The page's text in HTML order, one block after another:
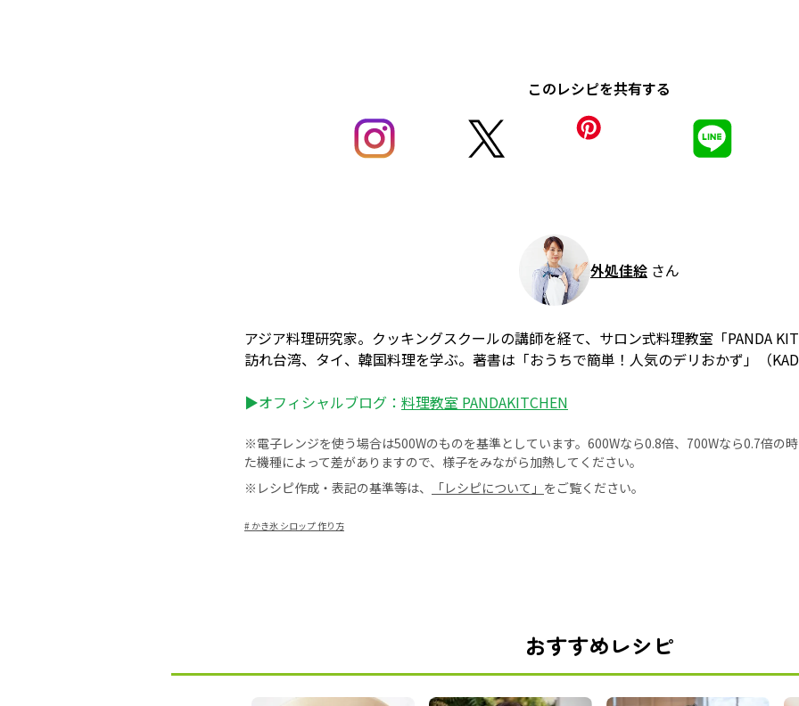
このレシピを共有する
外処佳絵 さん
アジア料理研究家。クッキングスクールの講師を経て、サロン式料理教室「PANDA
訪れ台湾、タイ、韓国料理を学ぶ。著書は「おうちで簡単！人気のデリおかず」（
▶オフィシャルブログ： 料理教室 PANDAKITCHEN
※電子レンジを使う場合は500Wのものを基準としています。600Wなら0.8倍、700Wなら0.7倍の
た機種によって差がありますので、様子をみながら加熱してください。
※レシピ作成・表記の基準等は、
「レシピについて」 をご覧ください。
# かき氷 シロップ 作り方
おすすめレシピ